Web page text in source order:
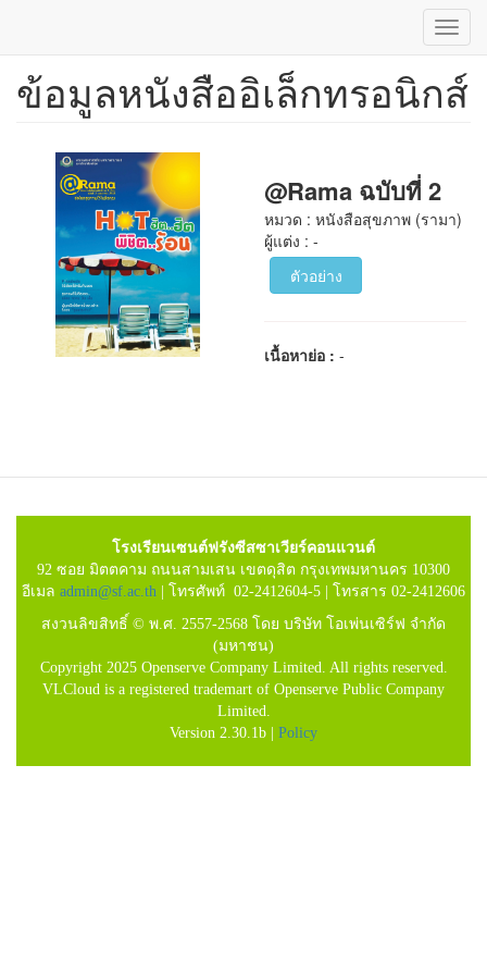
ข้าม
ข้อมูลหนังสืออิเล็กทรอนิกส์
@Rama ฉบับที่ 2
หมวด : หนังสือสุขภาพ (รามา)
ผู้แต่ง : -
ตัวอย่าง
เนื้อหาย่อ :-
โรงเรียนเซนต์ฟรังซีสซาเวียร์คอนแวนต์
92 ซอย มิตตคาม ถนนสามเสน เขตดุสิต กรุงเทพมหานคร 10300
อีเมล admin@sf.ac.th | โทรศัพท์ 02-2412604-5 | โทรสาร 02-2412606
สงวนลิขสิทธิ์ © พ.ศ. 2557-2568 โดย บริษัท โอเพ่นเซิร์ฟ จำกัด
(มหาชน)
Copyright 2025 Openserve Company Limited. All rights reserved.
VLCloud is a registered trademart of Openserve Public Company
Limited.
Version 2.30.1b | Policy